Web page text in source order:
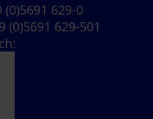
(0)5691 629-0
(0)5691 629-501